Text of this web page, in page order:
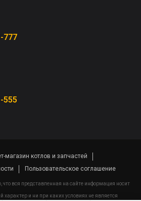
777
555
магазин котлов и запчастей
Пользовательское соглашение
вся представленная на сайте информация носит
и ни при каких условиях не является